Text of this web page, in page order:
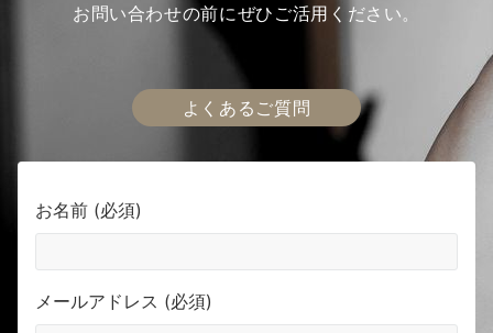
お問い合わせの前にぜひご活用ください。
よくあるご質問
お名前 (必須)
メールアドレス (必須)